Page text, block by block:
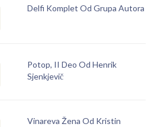
Delfi Komplet Od Grupa Autora
Potop, II Deo Od Henrik
Sjenkjevič
Vinareva Žena Od Kristin